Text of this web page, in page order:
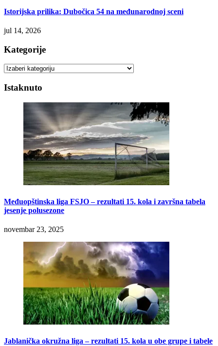
Istorijska prilika: Dubočica 54 na međunarodnoj sceni
jul 14, 2026
Kategorije
Kategorije
Istaknuto
Međuopštinska liga FSJO – rezultati 15. kola i završna tabela
jesenje polusezone
novembar 23, 2025
Jablanička okružna liga – rezultati 15. kola u obe grupe i tabele